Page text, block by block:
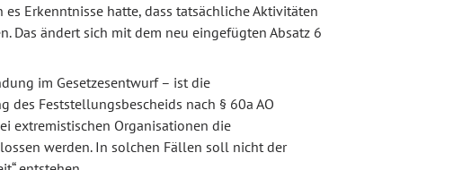
Erkenntnisse hatte, dass tatsächliche Aktivitäten
Das ändert sich mit dem neu eingefügten Absatz 6
im Gesetzesentwurf – ist die
des Feststellungsbescheids nach § 60a AO
extremistischen Organisationen die
werden. In solchen Fällen soll nicht der